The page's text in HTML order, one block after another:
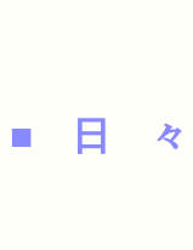
■ 日